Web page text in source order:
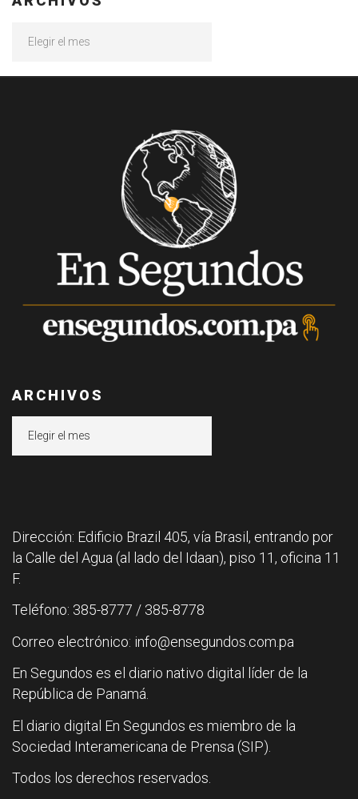
ARCHIVOS
Dirección: Edificio Brazil 405, vía Brasil, entrando por
la Calle del Agua (al lado del Idaan), piso 11, oficina 11
F.
Teléfono: 385-8777 / 385-8778
Correo electrónico: info@ensegundos.com.pa
En Segundos es el diario nativo digital líder de la
República de Panamá.
El diario digital En Segundos es miembro de la
Sociedad Interamericana de Prensa (SIP).
Todos los derechos reservados.